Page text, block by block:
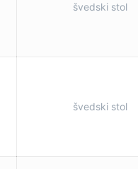
švedski stol
švedski stol